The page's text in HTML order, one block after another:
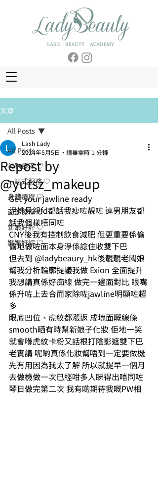
文章
All Posts
美胸療程 ♡
一站式服務 ♡
身體療程 ♡
面部療程 ♡
新娘好評 ♡
媽媽好評 ♡
All Posts
Repost by
@yutsz_makeup
Lash Lady
2024年5月5日
讀畢需時 1 分鐘
Get your jawline ready
泥排見親fd都話我瘦咗靚咗 連男朋友都
話我個樣唔同咗
CNY後我有控制飲食減肥 但更重要係偷
偷地做咗面本身淨係諗住收雙下巴
但去到 @ladybeaury_hk後靚靚老闆娘
幫我分析輪廓提議我做 Exion 全面提升
我想講真係好痴線 做完一邊面對比 眼嘴
係升咗上去合而家除咗jawline明顯咗超
多
眼底凹位、虎紋都漲返 成塊面嘅線條
smooth晒有時幫新娘子化妝 佢地一笑
就會喺虎紋卡粉又話根打陰影遮雙下巴
老實講 呢啲真係化妝幫唔到一定要做機
先有用因為我太了解 所以就提早一個月
去做機做一次已經咁多人睇得出唔同咗
琴日做完第二次 我有啲期待我嘅PW相